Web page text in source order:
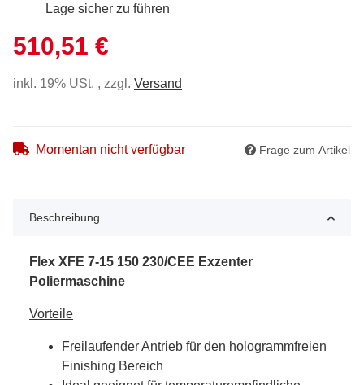
Lage sicher zu führen
510,51 €
inkl. 19% USt. , zzgl. Versand
Momentan nicht verfügbar Frage zum Artikel
Beschreibung
Flex XFE 7-15 150 230/CEE Exzenter
Poliermaschine
Vorteile
Freilaufender Antrieb für den hologrammfreien
Finishing Bereich